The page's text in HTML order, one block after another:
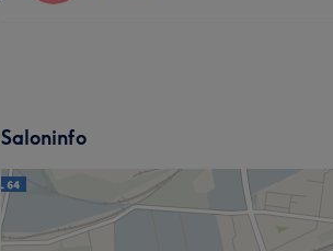
Saloninfo